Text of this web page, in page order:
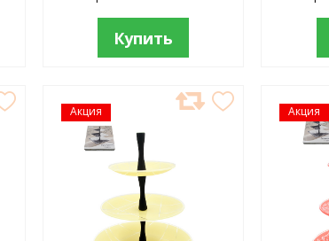
Купить
Акция
ДОБАВИТЬ
В
ИЗБРАННОЕ
Акция
В